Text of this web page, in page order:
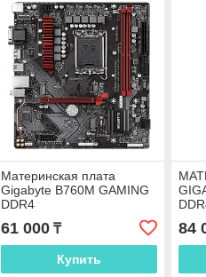
Материнская плата
Gigabyte B760M GAMING
DDR4
61 000₸
Купить
84